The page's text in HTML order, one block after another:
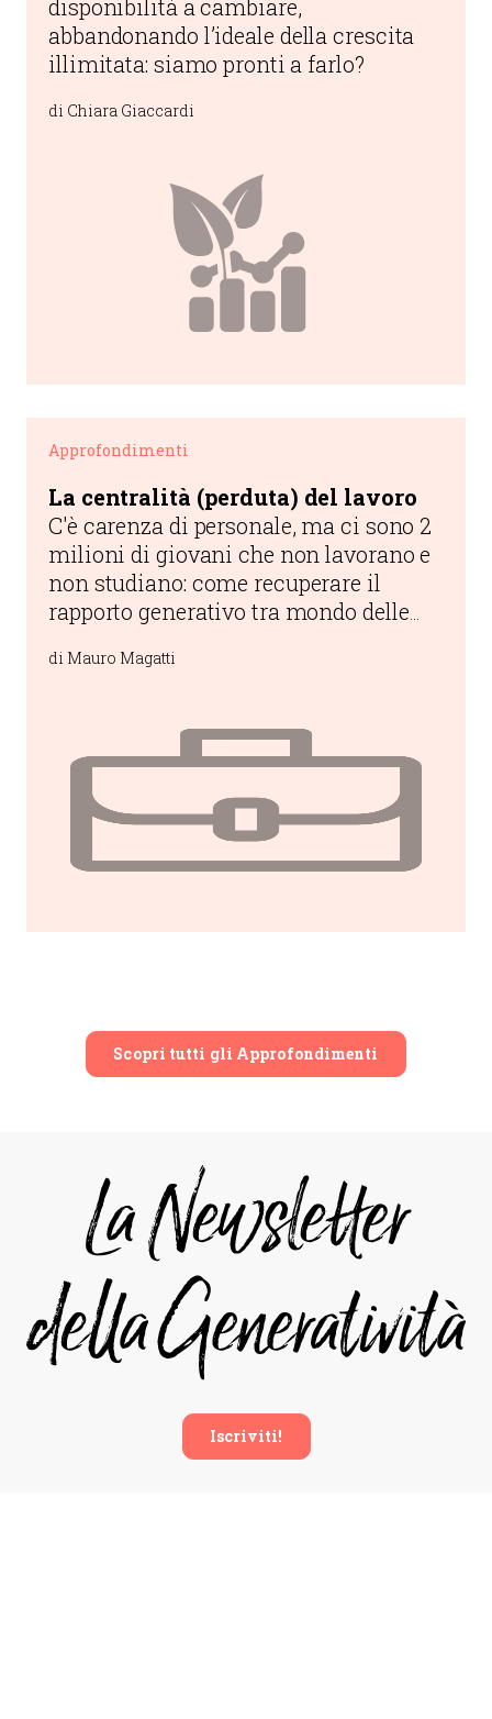
disponibilità a cambiare,
abbandonando l’ideale della crescita
illimitata: siamo pronti a farlo?
di Chiara Giaccardi
Approfondimenti
La centralità (perduta) del lavoro
C'è carenza di personale, ma ci sono 2
milioni di giovani che non lavorano e
non studiano: come recuperare il
rapporto generativo tra mondo delle
persone reali?
di Mauro Magatti
Scopri tutti gli Approfondimenti
Iscriviti!